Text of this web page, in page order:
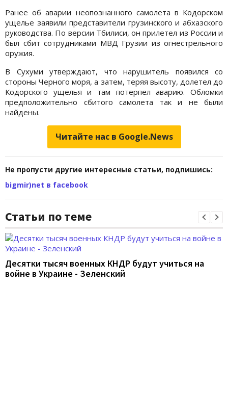
Ранее об аварии неопознанного самолета в Кодорском
ущелье заявили представители грузинского и абхазского
руководства. По версии Тбилиси, он прилетел из России и
был сбит сотрудниками МВД Грузии из огнестрельного
оружия.
В Сухуми утверждают, что нарушитель появился со
стороны Черного моря, а затем, теряя высоту, долетел до
Кодорского ущелья и там потерпел аварию. Обломки
предположительно сбитого самолета так и не были
найдены.
Читайте нас в Google.News
Не пропусти другие интересные статьи, подпишись:
bigmir)net в facebook
Статьи по теме
Десятки тысяч военных КНДР будут учиться на
войне в Украине - Зеленский